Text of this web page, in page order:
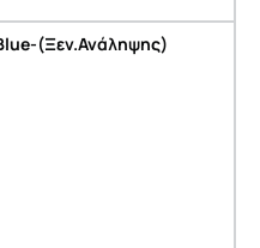
(Ξεν.Ανάληψης)